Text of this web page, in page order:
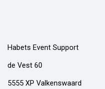
Habets Event Support
de Vest 60
5555 XP Valkenswaard